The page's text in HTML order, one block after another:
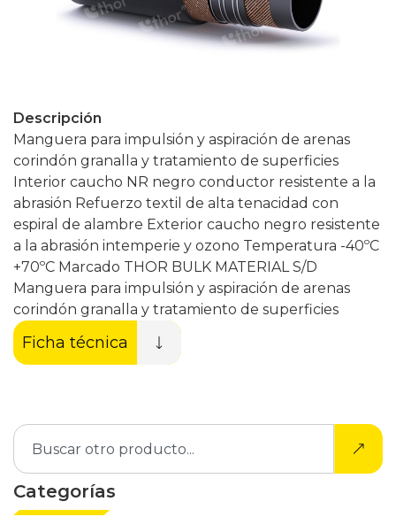
Descripción
Manguera para impulsión y aspiración de arenas
corindón granalla y tratamiento de superficies
Interior caucho NR negro conductor resistente a la
abrasión Refuerzo textil de alta tenacidad con
espiral de alambre Exterior caucho negro resistente
a la abrasión intemperie y ozono Temperatura -40ºC
+70ºC Marcado THOR BULK MATERIAL S/D
Manguera para impulsión y aspiración de arenas
corindón granalla y tratamiento de superficies
Ficha técnica
Categorías